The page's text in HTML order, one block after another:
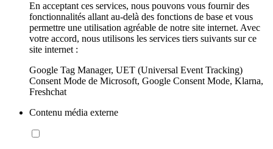
En acceptant ces services, nous pouvons vous fournir des
fonctionnalités allant au-delà des fonctions de base et vous
permettre une utilisation agréable de notre site internet. Avec
votre accord, nous utilisons les services tiers suivants sur ce
site internet :
Google Tag Manager, UET (Universal Event Tracking)
Consent Mode de Microsoft, Google Consent Mode, Klarna,
Freshchat
Contenu média externe